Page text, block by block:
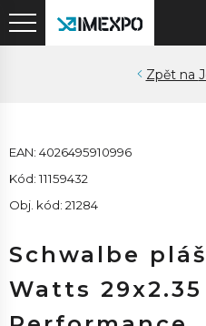
EAN: 4026495910996
Kód: 11159432
Obj. kód: 21284
Schwalbe
Watts